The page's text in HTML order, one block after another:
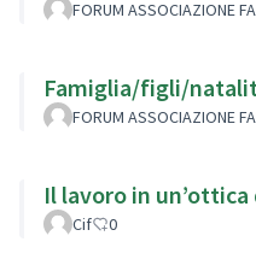
FORUM ASSOCIAZIONE
Famiglia/figli/
FORUM ASSOCIAZIONE
Il lavoro in
Cif 0